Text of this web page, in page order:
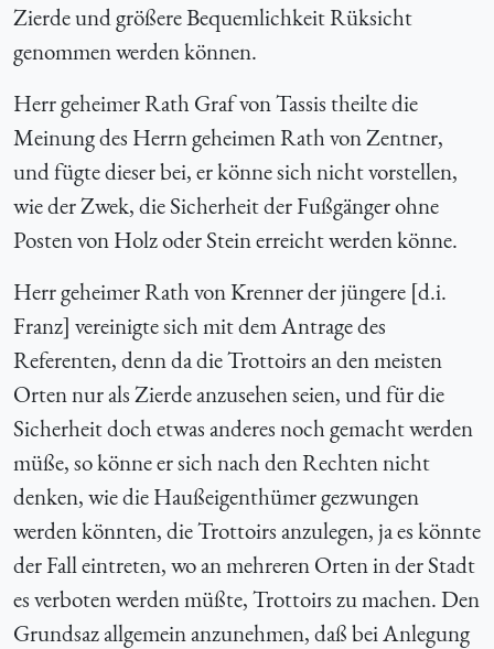
Zierde und größere Bequemlichkeit Rüksicht
genommen werden können.
Herr geheimer Rath Graf von Tassis theilte die
Meinung des Herrn geheimen Rath von Zentner,
und fügte dieser bei, er könne sich nicht vorstellen,
wie der Zwek, die Sicherheit der Fußgänger ohne
Posten von Holz oder Stein erreicht werden könne.
Herr geheimer Rath von Krenner der jüngere [d.i.
Franz] vereinigte sich mit dem Antrage des
Referenten, denn da die Trottoirs an den meisten
Orten nur als Zierde anzusehen seien, und für die
Sicherheit doch etwas anderes noch gemacht werden
müße, so könne er sich nach den Rechten nicht
denken, wie die Haußeigenthümer gezwungen
werden könnten, die Trottoirs anzulegen, ja es könnte
der Fall eintreten, wo an mehreren Orten in der Stadt
es verboten werden müßte, Trottoirs zu machen. Den
Grundsaz allgemein anzunehmen, daß bei Anlegung